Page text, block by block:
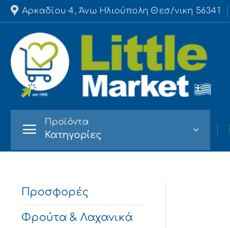
Skip
to
content
Αρκαδίου 4, Άνω Ηλιούπολη Θεσ/νικη 56341
Προϊόντα
Κατηγορίες
Προσφορές
Φρούτα & Λαχανικά